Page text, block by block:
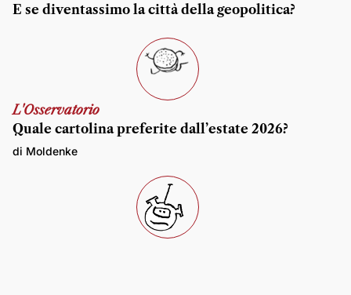
E se diventassimo la città della geopolitica?
L'Osservatorio
Quale cartolina preferite dall’estate 2026?
di Moldenke